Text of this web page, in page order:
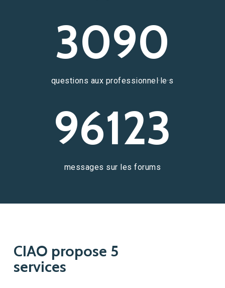
3090
questions aux professionnel·le·s
96123
messages sur les forums
CIAO propose 5
services